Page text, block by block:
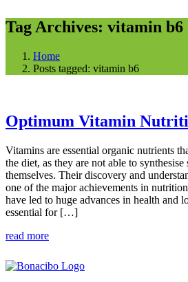
Tag Archives: vitamin b6
Home
Posts tagged: vitamin b6
Optimum Vitamin
Vitamins are essential organic nutrients
the diet, as they are not able to
themselves. Their discovery and
one of the major achievements in
have led to huge advances in health and
essential for […]
read more